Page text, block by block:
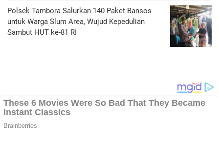
Polsek Tambora Salurkan 140 Paket Bansos
untuk Warga Slum Area, Wujud Kepedulian
Sambut HUT ke-81 RI